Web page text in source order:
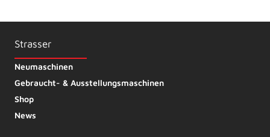
Strasser
Neumaschinen
Gebraucht- & Ausstellungsmaschinen
Shop
News